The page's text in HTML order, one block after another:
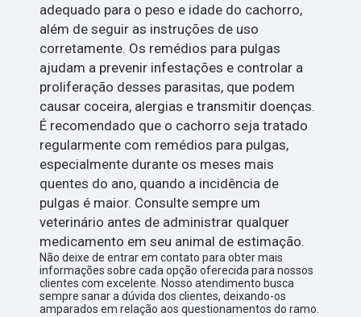
adequado para o peso e idade do cachorro,
além de seguir as instruções de uso
corretamente. Os remédios para pulgas
ajudam a prevenir infestações e controlar a
proliferação desses parasitas, que podem
causar coceira, alergias e transmitir doenças.
É recomendado que o cachorro seja tratado
regularmente com remédios para pulgas,
especialmente durante os meses mais
quentes do ano, quando a incidência de
pulgas é maior. Consulte sempre um
veterinário antes de administrar qualquer
medicamento em seu animal de estimação.
Não deixe de entrar em contato para obter mais
informações sobre cada opção oferecida para nossos
clientes com excelente. Nosso atendimento busca
sempre sanar a dúvida dos clientes, deixando-os
amparados em relação aos questionamentos do ramo.